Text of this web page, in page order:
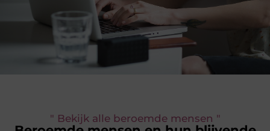
" Bekijk alle beroemde mensen "